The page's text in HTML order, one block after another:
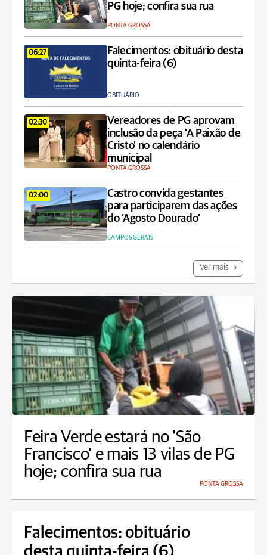
PG hoje; confira sua rua
PONTA GROSSA
06:27
Falecimentos: obituário desta
quinta-feira (6)
OBITUÁRIO
02:30
Vereadores de PG aprovam
inclusão da peça 'A Paixão de
Cristo' no calendário
municipal
PONTA GROSSA
02:00
Castro convida gestantes
para participarem das ações
do ‘Agosto Dourado’
CAMPOS GERAIS
Ver mais
Feira Verde estará no 'São
Francisco' e mais 13 vilas de PG
hoje; confira sua rua
PONTA GROSSA
Falecimentos: obituário